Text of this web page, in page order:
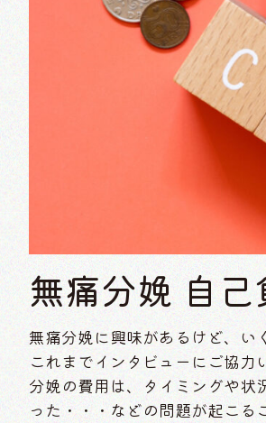
無痛分娩 自
無痛分娩に興味があるけど、い
これまでインタビューにご協
分娩の費用は、タイミングや状
った・・・などの問題が起こ